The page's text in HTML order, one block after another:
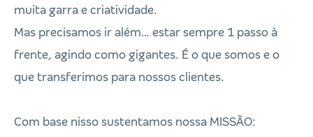
muita garra e criatividade.
Mas precisamos ir além… estar sempre 1 passo à
frente, agindo como gigantes. É o que somos e o
que transferimos para nossos clientes.
Com base nisso sustentamos nossa MISSÃO: